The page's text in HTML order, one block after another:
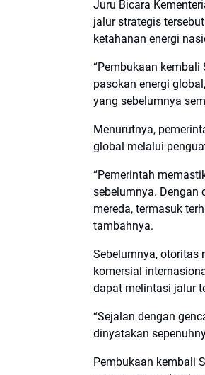
Juru Bicara
jalur strategis
ketahanan energi
“Pembukaan
pasokan energi
yang sebelumnya
Menurutnya,
global melalui
“Pemerintah
sebelumnya. Dengan
mereda, termasuk
tambahnya.
Sebelumnya, otoritas
komersial
dapat melintasi jalur
“Sejalan dengan
dinyatakan
Pembukaan kembali